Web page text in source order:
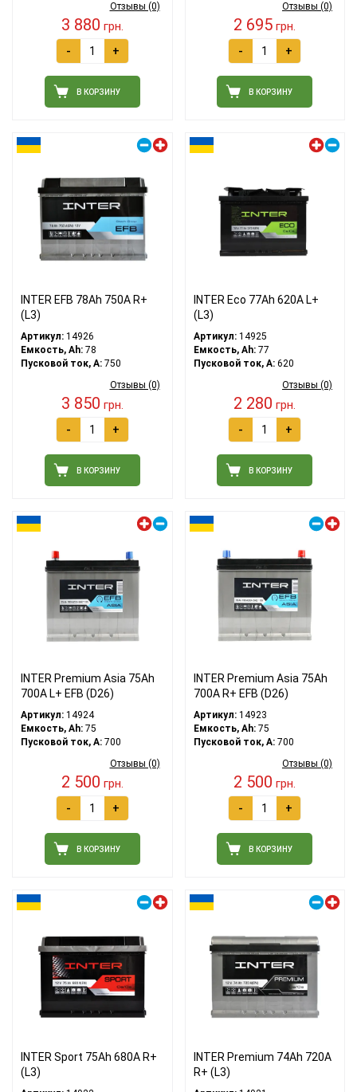
Отзывы (0)
3 880 грн.
- +
В КОРЗИНУ
Отзывы (0)
2 695 грн.
- +
В КОРЗИНУ
INTER EFB 78Ah 750A R+
(L3)
Артикул: 14926
Емкость, Ah: 78
Пусковой ток, A: 750
Отзывы (0)
3 850 грн.
- +
В КОРЗИНУ
INTER Eco 77Ah 620A L+
(L3)
Артикул:14925
Емкость, Ah:77
Пусковой ток, A:620
Отзывы (0)
2 280 грн.
- +
В КОРЗИНУ
INTER Premium Asia 75Ah
700A L+ EFB (D26)
Артикул: 14924
Емкость, Ah: 75
Пусковой ток, A: 700
Отзывы (0)
2 500 грн.
- +
В КОРЗИНУ
INTER Premium Asia 75Ah
700A R+ EFB (D26)
Артикул:14923
Емкость, Ah:75
Пусковой ток, A:700
Отзывы (0)
2 500 грн.
- +
В КОРЗИНУ
INTER Sport 75Ah 680A R+
(L3)
INTER Premium 74Ah 720A
R+ (L3)